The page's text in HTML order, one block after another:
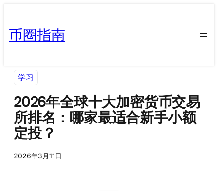
币圈指南
学习
2026年全球十大加密货币交易
所排名：哪家最适合新手小额
定投？
2026年3月11日